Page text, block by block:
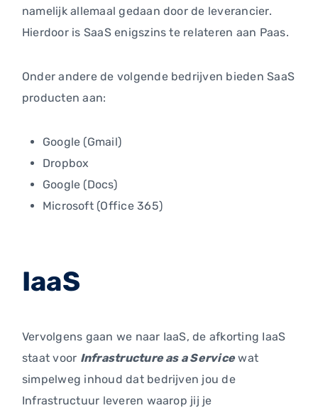
namelijk allemaal gedaan door de leverancier.
Hierdoor is SaaS enigszins te relateren aan Paas.
Onder andere de volgende bedrijven bieden SaaS
producten aan:
Google (Gmail)
Dropbox
Google (Docs)
Microsoft (Office 365)
IaaS
Vervolgens gaan we naar IaaS, de afkorting IaaS
staat voor Infrastructure as a Servicewat
simpelweg inhoud dat bedrijven jou de
Infrastructuur leveren waarop jij je